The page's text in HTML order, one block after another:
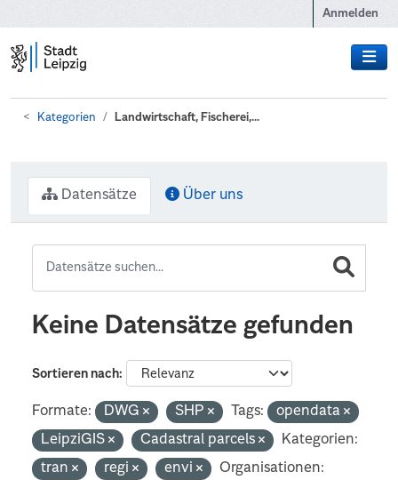
Anmelden
Kategorien Landwirtschaft, Fischerei,...
Datensätze Über uns
Keine Datensätze gefunden
Sortieren nach
Formate: DWG SHP Tags:
opendata
LeipziGIS
Cadastral parcels
Kategorien:
tran
regi envi
Organisationen: